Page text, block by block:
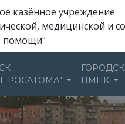
казённое учреждение
медицинской и
помощи"
РОСАТОМА"
ПМПК